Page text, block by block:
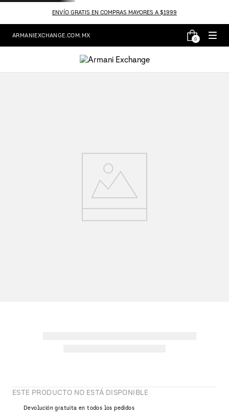
ENVÍO GRATIS EN COMPRAS MAYORES A $1999
ARMANIEXCHANGE.COM.MX 0
ESTE PRODUCTO NO ESTÁ DISPONIBLE
Devolución gratuita en todos los pedidos